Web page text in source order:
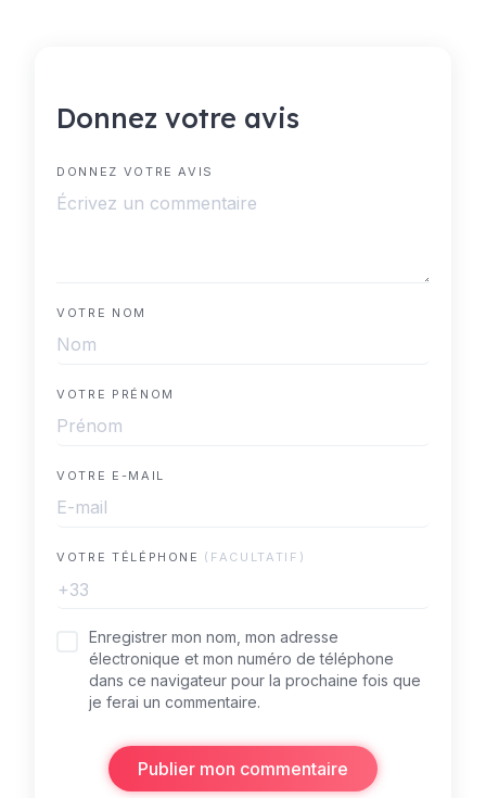
Donnez votre avis
DONNEZ VOTRE AVIS
VOTRE NOM
VOTRE PRÉNOM
VOTRE E-MAIL
VOTRE TÉLÉPHONE (FACULTATIF)
+33
Enregistrer mon nom, mon adresse
électronique et mon numéro de téléphone
dans ce navigateur pour la prochaine fois que
je ferai un commentaire.
Publier mon commentaire